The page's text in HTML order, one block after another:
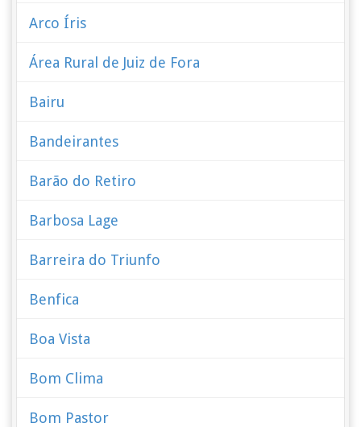
Arco Íris
Área Rural de Juiz de Fora
Bairu
Bandeirantes
Barão do Retiro
Barbosa Lage
Barreira do Triunfo
Benfica
Boa Vista
Bom Clima
Bom Pastor